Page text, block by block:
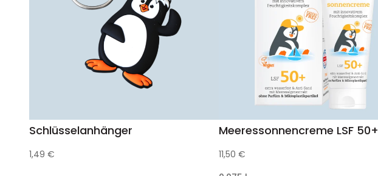
Schlüsselanhänger
1,49 €
Meeressonnencreme LSF 50+
11,50 €